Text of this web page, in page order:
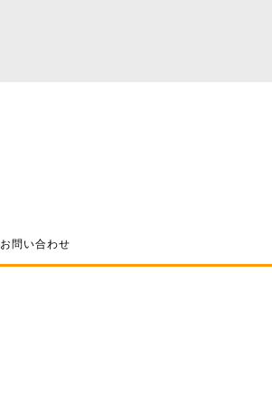
お問い合わせ